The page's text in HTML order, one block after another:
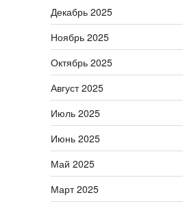
Декабрь 2025
Ноябрь 2025
Октябрь 2025
Август 2025
Июль 2025
Июнь 2025
Май 2025
Март 2025